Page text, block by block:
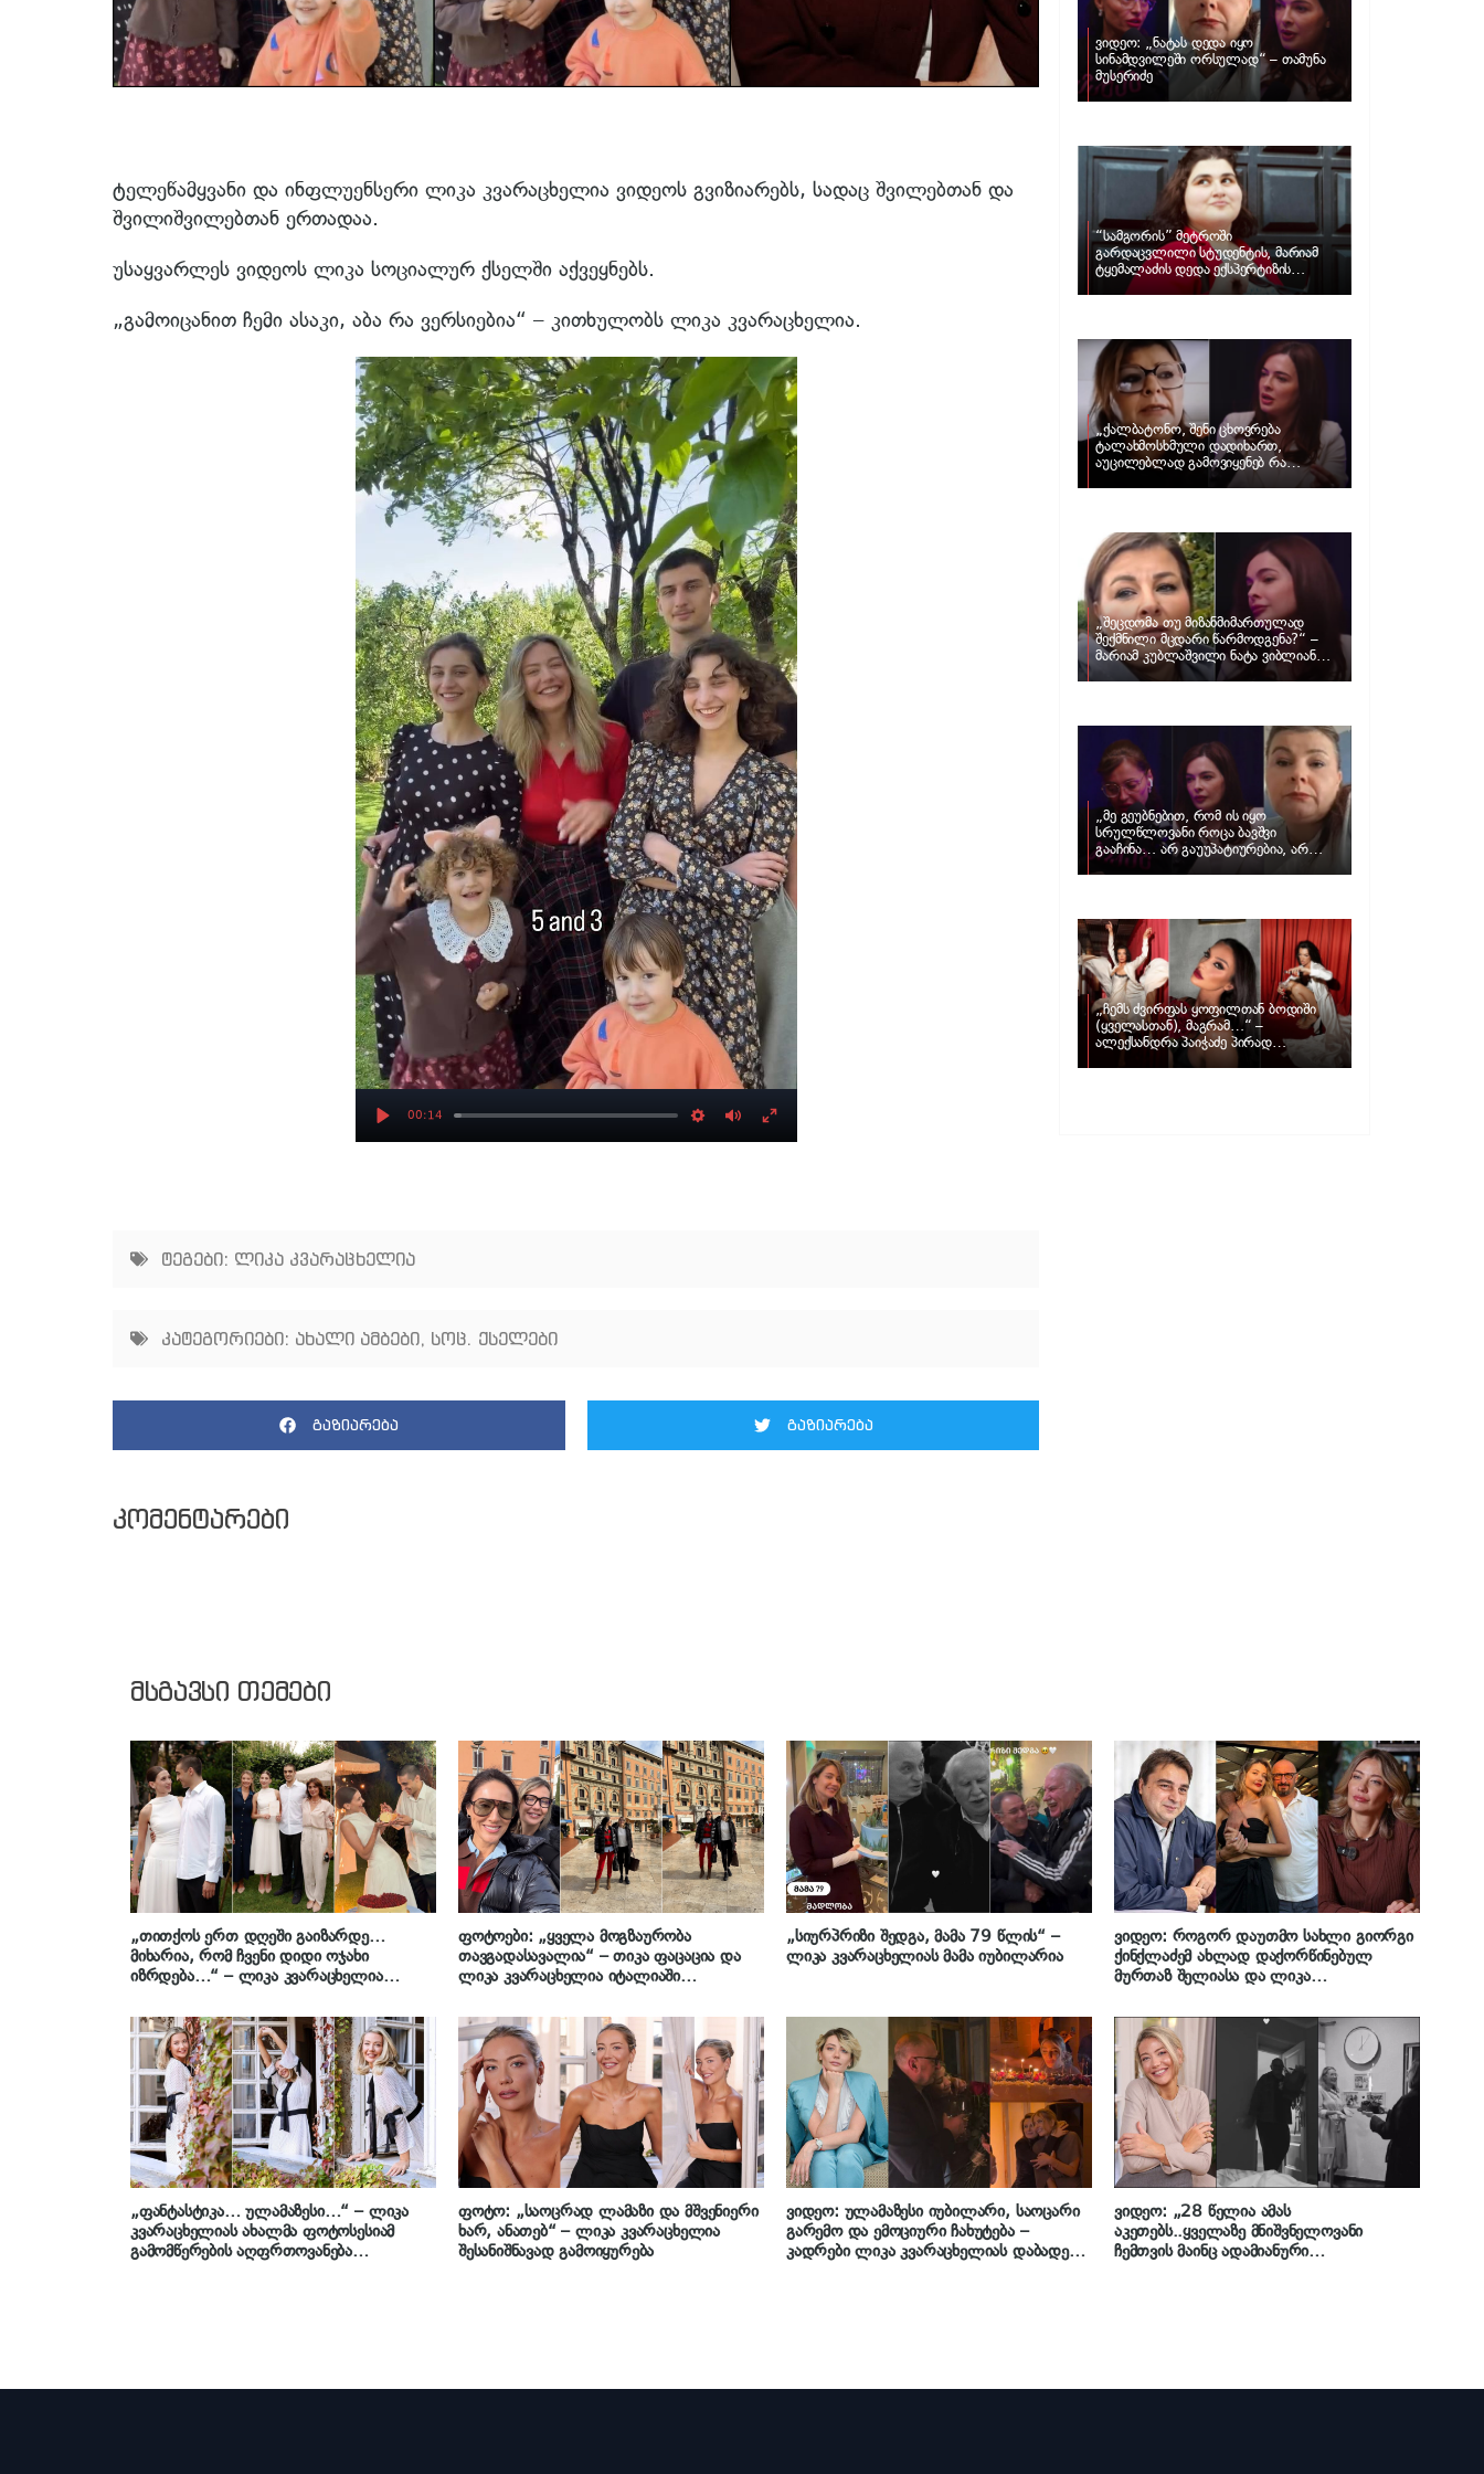
ტელეწამყვანი და ინფლუენსერი ლიკა კვარაცხელია ვიდეოს გვიზიარებს, სადაც შვილებთან და
შვილიშვილებთან ერთადაა.
უსაყვარლეს ვიდეოს ლიკა სოციალურ ქსელში აქვეყნებს.
„გამოიცანით ჩემი ასაკი, აბა რა ვერსიებია“ – კითხულობს ლიკა კვარაცხელია.
Play
00:14
Settings
MuteEnter
ტეგები: ლიკა კვარაცხელია
კატეგორიები: ახალი ამბები, სოც. ქსელები
გაზიარება გაზიარება
კომენტარები
ვიდეო: „ნატას დედა იყო
სინამდვილეში ორსულად“ – თამუნა
მუსერიძე
“სამგორის” მეტროში
გარდაცვლილი სტუდენტის, მარიამ
ტყემალაძის დედა ექსპერტიზის
პასუხს აქვეყნებს – რა გახდა გოგონას
„ქალბატონო, შენი ცხოვრება
ტალახმოსხმული დადიხართ,
აუცილებლად გამოვიყენებ რა
ინფორმაციაც მაქვს“… – რა
„შეცდომა თუ მიზანმიმართულად
შექმნილი მცდარი წარმოდგენა?“ –
მარიამ კუბლაშვილი ნატა ვიბლიანის
საქმეზე ვიდეომიმართვას ავრცელებს
„მე გეუბნებით, რომ ის იყო
სრულწლოვანი როცა ბავშვი
გააჩინა… არ გაუუპატიურებია, არ
უძალადია და მსგავსი რამ არ
ვიბლიანის საქმეზე
„ჩემს ძვირფას ყოფილთან ბოდიში
(ყველასთან), მაგრამ…“ –
ალექსანდრა პაიჭაძე პირად
მსგავსი თემები
„თითქოს ერთ დღეში გაიზარდე…
მიხარია, რომ ჩვენი დიდი ოჯახი
იზრდება…“ – ლიკა კვარაცხელია
ფოტოები: „ყველა მოგზაურობა
თავგადასავალია“ – თიკა ფაცაცია და
ლიკა კვარაცხელია იტალიაში
„სიურპრიზი შედგა, მამა 79 წლის“ –
ლიკა კვარაცხელიას მამა იუბილარია
ვიდეო: როგორ დაუთმო სახლი გიორგი
ქინქლაძემ ახლად დაქორწინებულ
მურთაზ შელიასა და ლიკა
ტელეწამყვანი
„ფანტასტიკა… ულამაზესი…“ – ლიკა
კვარაცხელიას ახალმა ფოტოსესიამ
გამომწერების აღფრთოვანება
ფოტო: „საოცრად ლამაზი და მშვენიერი
ხარ, ანათებ“ – ლიკა კვარაცხელია
შესანიშნავად გამოიყურება
ვიდეო: ულამაზესი იუბილარი, საოცარი
გარემო და ემოციური ჩახუტება –
კადრები ლიკა კვარაცხელიას დაბადების
ვიდეო: „28 წელია ამას
აკეთებს..ყველაზე მნიშვნელოვანი
ჩემთვის მაინც ადამიანური